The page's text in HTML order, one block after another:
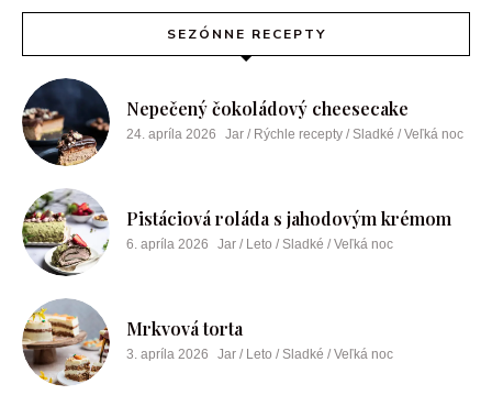
SEZÓNNE RECEPTY
Nepečený čokoládový cheesecake
24. apríla 2026 Jar / Rýchle recepty / Sladké / Veľká noc
Pistáciová roláda s jahodovým krémom
6. apríla 2026 Jar / Leto / Sladké / Veľká noc
Mrkvová torta
3. apríla 2026 Jar / Leto / Sladké / Veľká noc